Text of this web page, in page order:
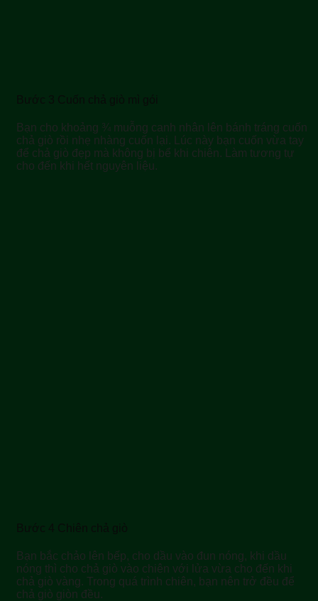
Bước 3 Cuốn chả giò mì gói
Bạn cho khoảng ¾ muỗng canh nhân lên bánh tráng cuốn
chả giò rồi nhẹ nhàng cuốn lại. Lúc này bạn cuốn vừa tay
để chả giò đẹp mà không bị bể khi chiên. Làm tương tự
cho đến khi hết nguyên liệu.
Bước 4 Chiên chả giò
Bạn bắc chảo lên bếp, cho dầu vào đun nóng, khi dầu
nóng thì cho chả giò vào chiên với lửa vừa cho đến khi
chả giò vàng. Trong quá trình chiên, bạn nên trở đều để
chả giò giòn đều.